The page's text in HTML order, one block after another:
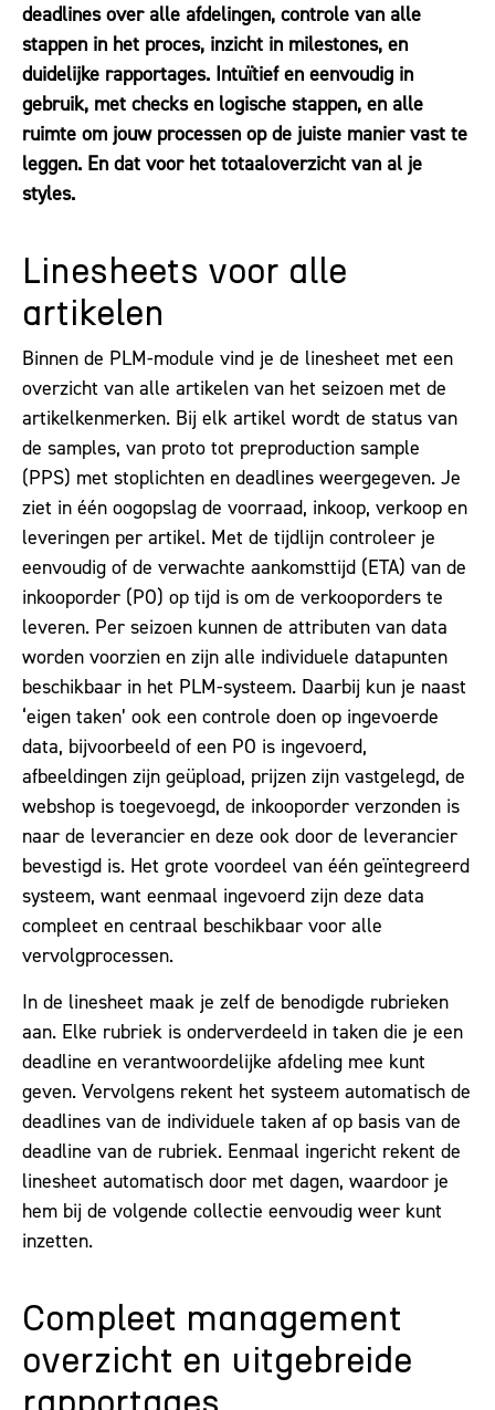
deadlines over alle afdelingen, controle van alle
stappen in het proces, inzicht in milestones, en
duidelijke rapportages. Intuïtief en eenvoudig in
gebruik, met checks en logische stappen, en alle
ruimte om jouw processen op de juiste manier vast te
leggen. En dat voor het totaaloverzicht van al je
styles.
Linesheets voor alle
artikelen
Binnen de PLM-module vind je de linesheet met een
overzicht van alle artikelen van het seizoen met de
artikelkenmerken. Bij elk artikel wordt de status van
de samples, van proto tot preproduction sample
(PPS) met stoplichten en deadlines weergegeven. Je
ziet in één oogopslag de voorraad, inkoop, verkoop en
leveringen per artikel. Met de tijdlijn controleer je
eenvoudig of de verwachte aankomsttijd (ETA) van de
inkooporder (PO) op tijd is om de verkooporders te
leveren. Per seizoen kunnen de attributen van data
worden voorzien en zijn alle individuele datapunten
beschikbaar in het PLM-systeem. Daarbij kun je naast
‘eigen taken’ ook een controle doen op ingevoerde
data, bijvoorbeeld of een PO is ingevoerd,
afbeeldingen zijn geüpload, prijzen zijn vastgelegd, de
webshop is toegevoegd, de inkooporder verzonden is
naar de leverancier en deze ook door de leverancier
bevestigd is. Het grote voordeel van één geïntegreerd
systeem, want eenmaal ingevoerd zijn deze data
compleet en centraal beschikbaar voor alle
vervolgprocessen.
In de linesheet maak je zelf de benodigde rubrieken
aan. Elke rubriek is onderverdeeld in taken die je een
deadline en verantwoordelijke afdeling mee kunt
geven. Vervolgens rekent het systeem automatisch de
deadlines van de individuele taken af op basis van de
deadline van de rubriek. Eenmaal ingericht rekent de
linesheet automatisch door met dagen, waardoor je
hem bij de volgende collectie eenvoudig weer kunt
inzetten.
Compleet management
overzicht en uitgebreide